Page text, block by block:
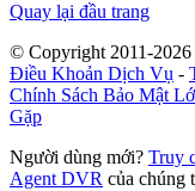
Quay lại đầu trang
© Copyright 2011-
Điều Khoản Dịch Vụ -
Chính Sách Bảo Mật
Gặp
Người dùng mới? Truy
Agent DVR của chúng